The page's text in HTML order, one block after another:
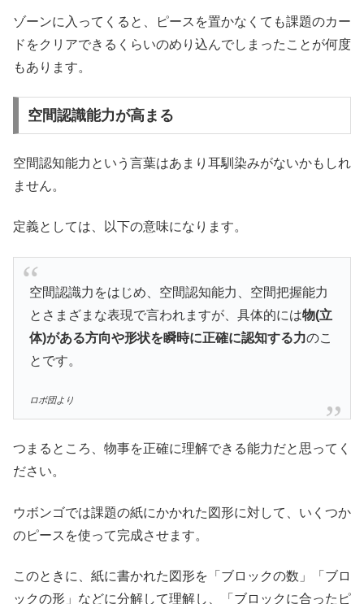
ゾーンに入ってくると、ピースを置かなくても課題のカー
ドをクリアできるくらいのめり込んでしまったことが何度
もあります。
空間認識能力が高まる
空間認知能力という言葉はあまり耳馴染みがないかもしれ
ません。
定義としては、以下の意味になります。
空間認識力をはじめ、空間認知能力、空間把握能力
とさまざまな表現で言われますが、具体的には物(立
体)がある方向や形状を瞬時に正確に認知する力のこ
とです。
ロボ団より
つまるところ、物事を正確に理解できる能力だと思ってく
ださい。
ウボンゴでは課題の紙にかかれた図形に対して、いくつか
のピースを使って完成させます。
このときに、紙に書かれた図形を「ブロックの数」「ブロ
ックの形」などに分解して理解し、「ブロックに合ったピ